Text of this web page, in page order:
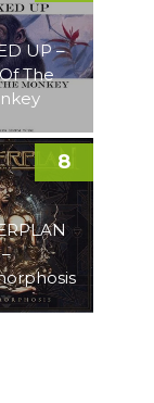
UP –
The
–
8